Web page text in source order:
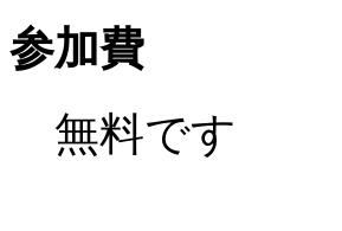
参加費
無料です